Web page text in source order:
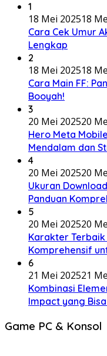
1
18 Mei 202518
Cara Cek Umur
Lengkap
2
18 Mei 202518
Cara Main FF:
Booyah!
3
20 Mei 202520
Hero Meta
Mendalam dan
4
20 Mei 202520
Ukuran
Panduan
5
20 Mei 202520
Karakter Terbaik
Komprehensif
6
21 Mei 202521
Kombinasi
Impact yang
Game PC & Konsol